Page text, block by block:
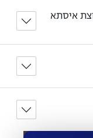
איסתא